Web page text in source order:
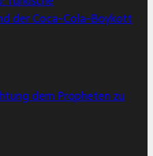
der Coca-Cola-Boykott
dem Propheten zu